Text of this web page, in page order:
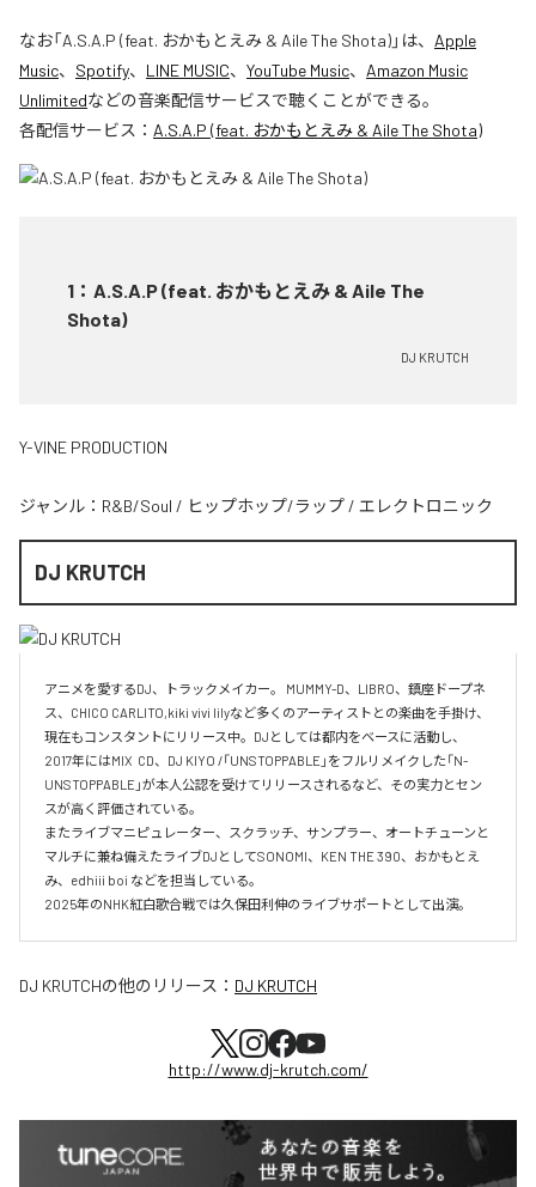
なお「A.S.A.P (feat. おかもとえみ & Aile The Shota)」は、 Apple
Music、 Spotify、 LINE MUSIC、 YouTube Music、 Amazon Music
Unlimitedなどの音楽配信サービスで聴くことができる。
各配信サービス： A.S.A.P (feat. おかもとえみ & Aile The Shota)
1 ： A.S.A.P (feat. おかもとえみ & Aile The
Shota)
DJ KRUTCH
Y-VINE PRODUCTION
ジャンル： R&B/Soul / ヒップホップ/ラップ / エレクトロニック
DJ KRUTCH
アニメを愛するDJ、トラックメイカー。 MUMMY-D、LIBRO、鎮座ドープネ
ス、CHICO CARLITO,kiki vivi lilyなど多くのアーティストとの楽曲を手掛け、
現在もコンスタントにリリース中。DJとしては都内をベースに活動し、
2017年にはMIX  CD、DJ KIYO /「UNSTOPPABLE」をフルリメイクした「N-
UNSTOPPABLE」が本人公認を受けてリリースされるなど、その実力とセン
スが高く評価されている。
またライブマニピュレーター、スクラッチ、サンプラー、オートチューンと
マルチに兼ね備えたライブDJとしてSONOMI、KEN THE 390、おかもとえ
み、edhiii boi などを担当している。
DJ KRUTCHの他のリリース： DJ KRUTCH
http://www.dj-krutch.com/